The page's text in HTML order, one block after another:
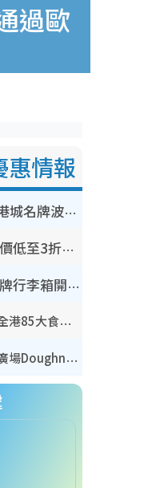
過歐
惠情報
開倉優惠 | 尖沙咀海港城名牌波鞋開倉低至1折！On鞋$899起／Joy&Peace鞋履$98起
CHANEL美妝限時減價低至3折！人氣粉底/唇膏/精華液低至$275！COCO香水都有平
開倉優惠｜尖沙咀名牌行李箱開倉低至4折！一連5日 American Tourister/ace./Hallmark $200起！
【8月生日優惠2026】全港85大食買玩著數攻略 自助餐/火鍋放題同行免費＋誠品/DONKI送現金券
開倉優惠｜銅鑼灣時代廣場Doughnut/Campo Marzio開倉低至1折！背囊、書包、手袋劈價$200起